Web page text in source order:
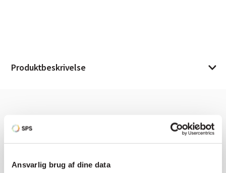
Ansvarlig brug af dine data
Produktbeskrivelse
Har du brug for hjælp? Vi sidder
klar ved telefonen
Vi tilbyder et bredt sortiment af produkter til